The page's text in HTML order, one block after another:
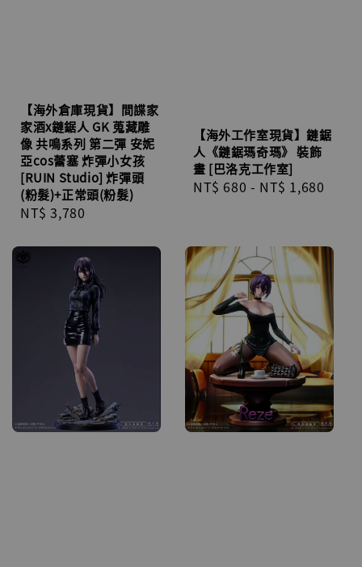
【海外倉庫現貨】間諜家
家酒x鏈鋸人 GK 蒐藏雕
像 共鳴系列 第二彈 安妮
亞cos蕾塞 炸彈小女孩
[RUIN Studio] 炸彈頭
(粉髮)+正常頭(粉髮)
Regular
NT$ 3,780
【海外工作室現貨】鏈鋸
人《鏈鋸瑪奇瑪》 裝飾
畫 [巴洛克工作室]
Regular
NT$ 680 - NT$ 1,680